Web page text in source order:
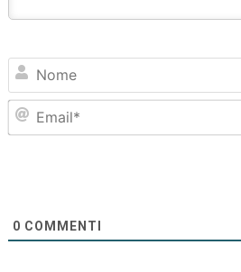
0 COMMENTI